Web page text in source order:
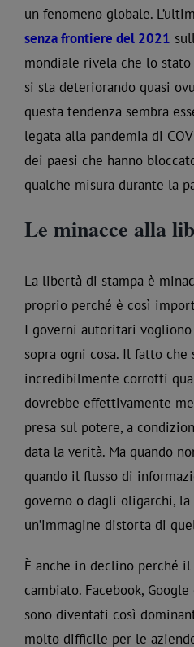
un fenomeno globale.
senza frontiere del 2021
mondiale rivela che lo
si sta deteriorando quasi
questa tendenza sembra
legata alla pandemia di
dei paesi che hanno
qualche misura durante la
Le minacce alla
La libertà di stampa è
proprio perché è così
I governi autoritari
sopra ogni cosa. Il fatto che
incredibilmente corrotti
dovrebbe effettivamente
presa sul potere, a
data la verità. Ma quando
quando il flusso di
governo o dagli oligarchi,
un’immagine distorta di
È anche in declino perché
cambiato. Facebook,
sono diventati così
molto difficile per le